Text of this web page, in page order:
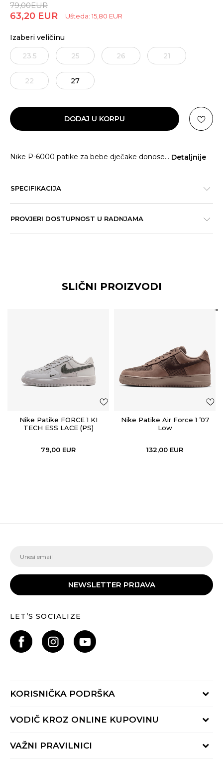
79,00EUR
63,20 EUR Ušteda: 15,80 EUR
Izaberi veličinu
23.5 25 26 21
22 27
DODAJ U KORPU
Nike P-6000 patike za bebe dječake donose... Detaljnije
SPECIFIKACIJA
PROVJERI DOSTUPNOST U RADNJAMA
SLIČNI PROIZVODI
Nike Patike FORCE 1 KI
TECH ESS LACE (PS)
79,00 EUR
Nike Patike Air Force 1 ’07
Low
132,00 EUR
NEWSLETTER PRIJAVA
LET’S SOCIALIZE
KORISNIČKA PODRŠKA
Provjeri status porudžbine
Radno vrijeme 9-16h
VODIČ KROZ ONLINE KUPOVINU
Načini isporuke
VAŽNI PRAVILNICI